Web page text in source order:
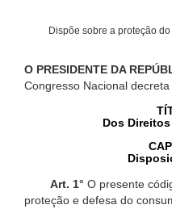
Dispõe sobre a proteção
O PRESIDENTE DA
Congresso Nacional
Dos
Art. 1° O presente
proteção e defesa do